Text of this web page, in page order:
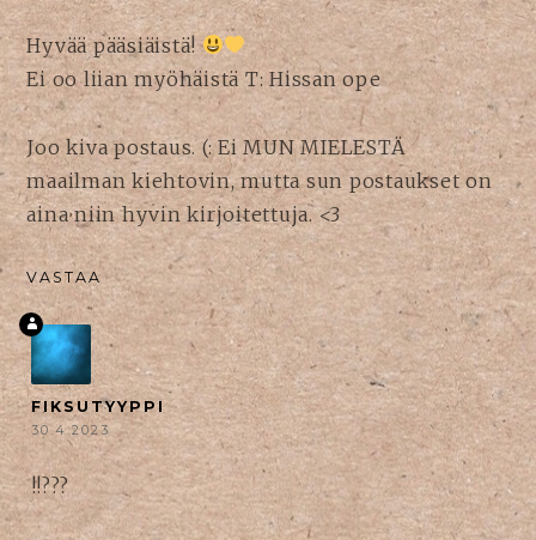
Hyvää pääsiäistä!
Ei oo liian myöhäistä T: Hissan ope
Joo kiva postaus. (: Ei MUN MIELESTÄ
maailman kiehtovin, mutta sun postaukset on
aina niin hyvin kirjoitettuja. <3
VASTAA
FIKSUTYYPPI
30.4.2023
!!???